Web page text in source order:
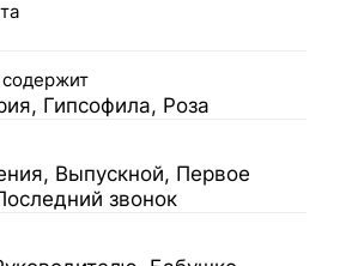
Гипсофила, Роза
Выпускной, Первое
звонок